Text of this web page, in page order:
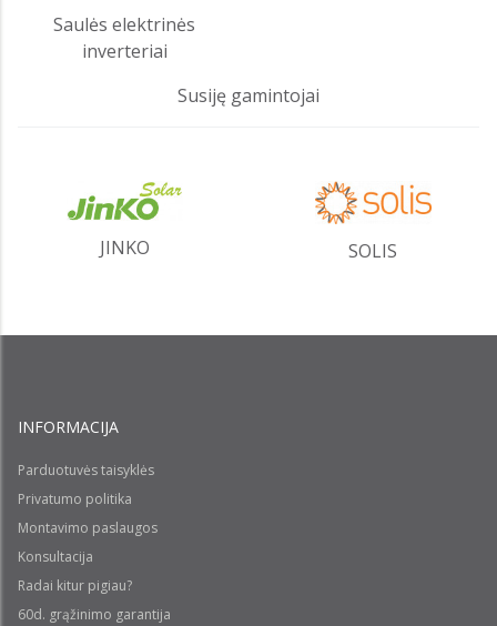
Saulės elektrinės
inverteriai
Susiję gamintojai
JINKO SOLIS
INFORMACIJA
Parduotuvės taisyklės
Privatumo politika
Montavimo paslaugos
Konsultacija
Radai kitur pigiau?
60d. grąžinimo garantija